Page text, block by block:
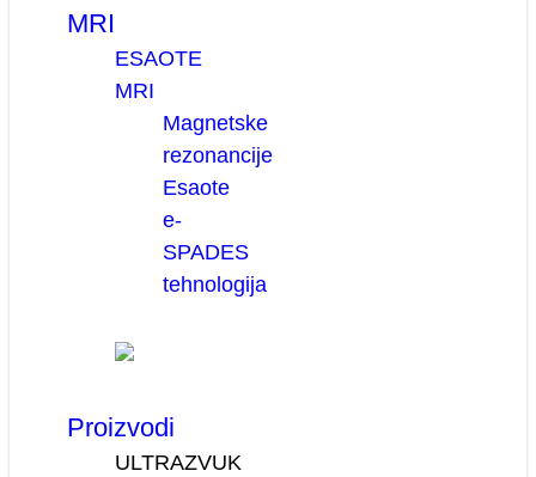
MRI
ESAOTE
MRI
Magnetske
rezonancije
Esaote
e-
SPADES
tehnologija
Proizvodi
ULTRAZVUK